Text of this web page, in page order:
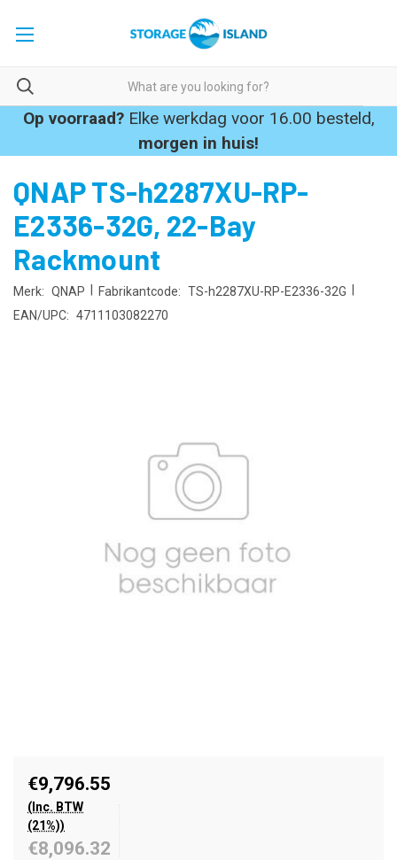
Op voorraad?Elke werkdag voor 16.00 besteld,
morgen in huis!
QNAP TS-h2287XU-RP-
E2336-32G, 22-Bay
Rackmount
Merk: QNAP Fabrikantcode: TS-h2287XU-RP-E2336-32G
EAN/UPC: 4711103082270
€9,796.55
(Inc. BTW
(21%))
€8,096.32